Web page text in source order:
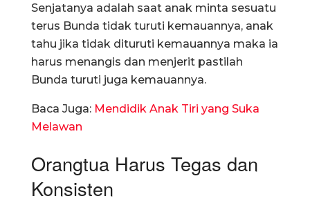
Senjatanya adalah saat anak minta sesuatu
terus Bunda tidak turuti kemauannya, anak
tahu jika tidak dituruti kemauannya maka ia
harus menangis dan menjerit pastilah
Bunda turuti juga kemauannya.
Baca Juga: Mendidik Anak Tiri yang Suka
Melawan
Orangtua Harus Tegas dan
Konsisten